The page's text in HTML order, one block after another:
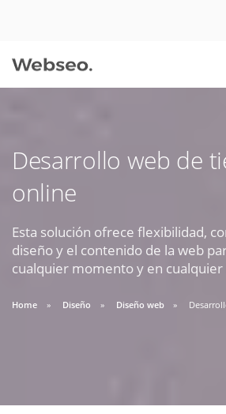
Desarrollo web de
online
Esta solución ofrece flexibilidad,
diseño y el contenido de la web
cualquier momento y en cualquier
Home Diseño Diseño web
09:30 AM A 18:30 PM